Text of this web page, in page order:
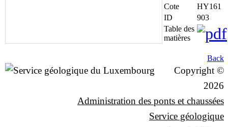
Cote
HY161
ID
903
Table des
matières
Back
Copyright ©
2026
Administration des ponts et chaussées
Service géologique